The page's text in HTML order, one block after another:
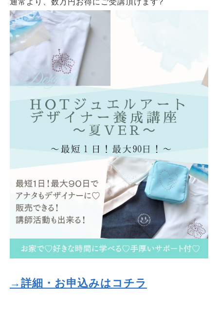
通常より、数万円お得にご受講頂けます?
→詳細・お申込みはコチラ